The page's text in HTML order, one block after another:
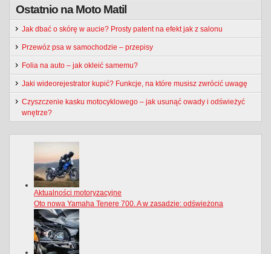
Ostatnio na Moto Matil
Jak dbać o skórę w aucie? Prosty patent na efekt jak z salonu
Przewóz psa w samochodzie – przepisy
Folia na auto – jak okleić samemu?
Jaki wideorejestrator kupić? Funkcje, na które musisz zwrócić uwagę
Czyszczenie kasku motocyklowego – jak usunąć owady i odświeżyć
wnętrze?